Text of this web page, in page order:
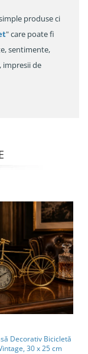
produse ci
" care poate fi
sentimente,
impresii de
Decorativ Bicicletă
30 x 25 cm